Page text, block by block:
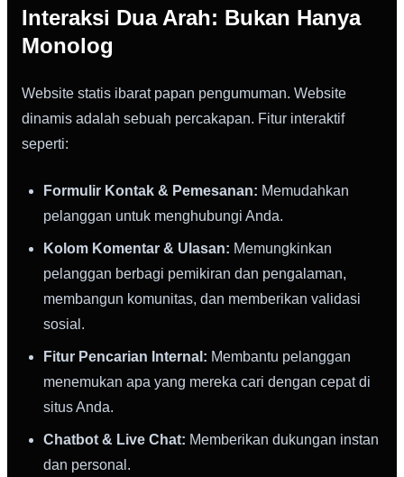
Interaksi Dua Arah: Bukan Hanya
Monolog
Website statis ibarat papan pengumuman. Website
dinamis adalah sebuah percakapan. Fitur interaktif
seperti:
Formulir Kontak & Pemesanan: Memudahkan
pelanggan untuk menghubungi Anda.
Kolom Komentar & Ulasan: Memungkinkan
pelanggan berbagi pemikiran dan pengalaman,
membangun komunitas, dan memberikan validasi
sosial.
Fitur Pencarian Internal: Membantu pelanggan
menemukan apa yang mereka cari dengan cepat di
situs Anda.
Chatbot & Live Chat: Memberikan dukungan instan
dan personal.